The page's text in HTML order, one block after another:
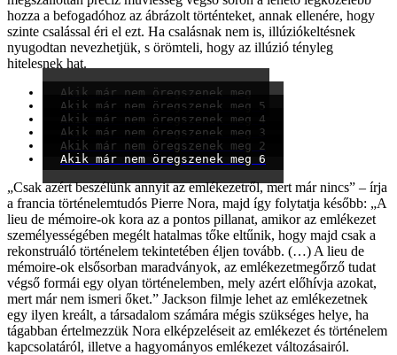
hozza a befogadóhoz az ábrázolt történteket, annak ellenére, hogy
szinte csalással éri el ezt. Ha csalásnak nem is, illúziókeltésnek
nyugodtan nevezhetjük, s örömteli, hogy az illúzió tényleg
hitelesnek hat.
Akik már nem öregszenek meg
Akik már nem öregszenek meg 5
Akik már nem öregszenek meg 4
Akik már nem öregszenek meg 3
Akik már nem öregszenek meg 2
Akik már nem öregszenek meg 6
„Csak azért beszélünk annyit az emlékezetről, mert már nincs” – írja
a francia történelemtudós Pierre Nora, majd így folytatja később: „A
lieu de mémoire-ok kora az a pontos pillanat, amikor az emlékezet
személyességében megélt hatalmas tőke eltűnik, hogy majd csak a
rekonstruáló történelem tekintetében éljen tovább. (…) A lieu de
mémoire-ok elsősorban maradványok, az emlékezetmegőrző tudat
végső formái egy olyan történelemben, mely azért előhívja azokat,
mert már nem ismeri őket.” Jackson filmje lehet az emlékezetnek
egy ilyen kreált, a társadalom számára mégis szükséges helye, ha
tágabban értelmezzük Nora elképzeléseit az emlékezet és történelem
kapcsolatáról, illetve a hagyományos emlékezet változásairól.